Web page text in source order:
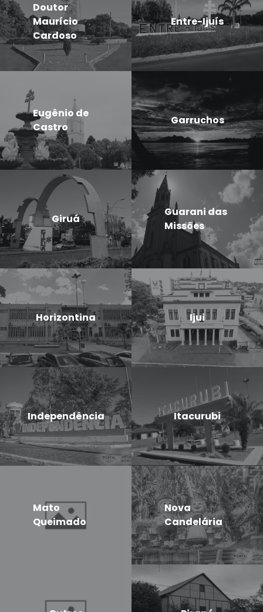
Doutor
Maurício
Cardoso
Entre-Ijuís
Eugênio de
Castro
Garruchos
Giruá
Guarani das
Missões
Horizontina Ijui
Independência Itacurubi
Mato
Queimado
Nova
Candelária